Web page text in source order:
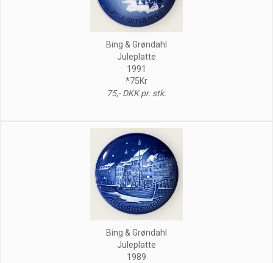
Bing & Grøndahl
Juleplatte
1991
*75Kr
75,- DKK pr. stk.
Bing & Grøndahl
Juleplatte
1989